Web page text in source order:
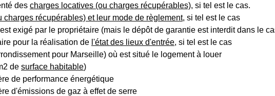
des charges locatives (ou charges récupérables), si tel est le cas.
charges récupérables) et leur mode de règlement, si tel est le cas
exigé par le propriétaire (mais le dépôt de garantie est interdit dans le
pour la réalisation de l'état des lieux d'entrée, si tel est le cas
pour Marseille) où est situé le logement à louer
2 de surface habitable)
de performance énergétique
d'émissions de gaz à effet de serre